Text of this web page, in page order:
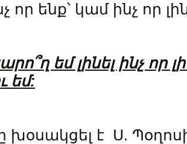
որ ենք՝ կամ ինչ որ
եմ լինել ինչ որ
եմ:
խօսակցել է Ս.